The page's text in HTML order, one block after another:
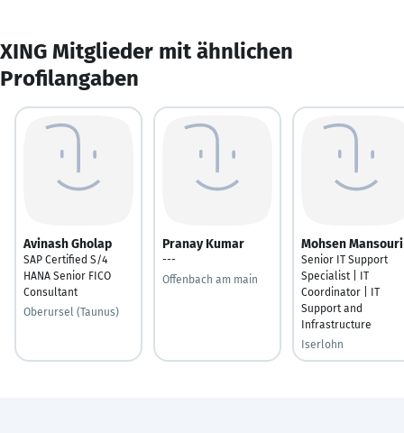
XING Mitglieder mit ähnlichen
Profilangaben
Avinash Gholap
SAP Certified S/4
HANA Senior FICO
Consultant
Oberursel (Taunus)
Pranay Kumar
---
Offenbach am main
Mohsen Mansouri
Senior IT Support
Specialist | IT
Coordinator | IT
Support and
Infrastructure
Iserlohn